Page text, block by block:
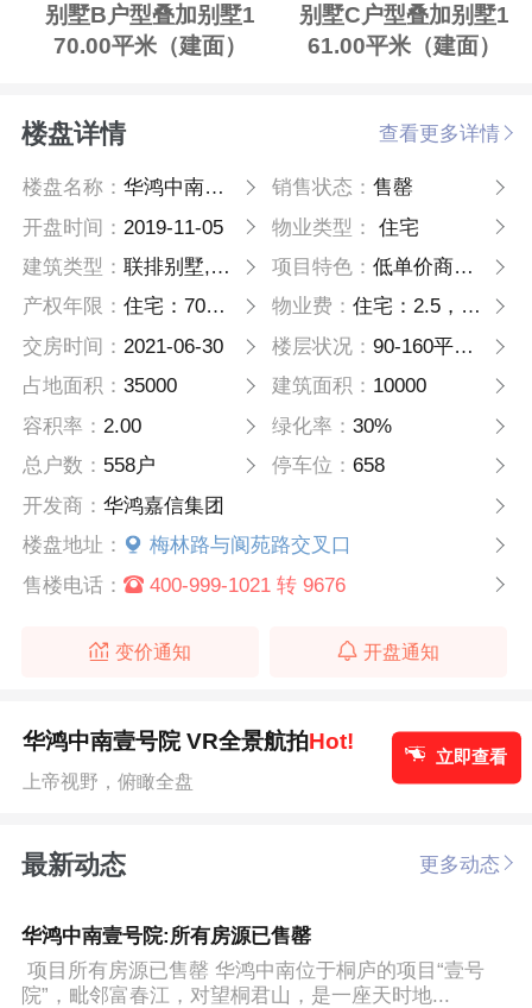
别墅B户型叠加别墅1
70.00平米（建面）
别墅C户型叠加别墅1
61.00平米（建面）
楼盘详情 查看更多详情
楼盘名称：华鸿中南壹号院 销售状态： 售罄
开盘时间： 2019-11-05 物业类型：
住宅
建筑类型：联排别墅,叠加别墅,高层 项目特色： 低单价商业街
产权年限：住宅：70 别墅：70年 物业费： 住宅：2.5，别墅：4.2
交房时间：2021-06-30 楼层状况： 90-160平方米高层
占地面积：35000 建筑面积： 10000
容积率： 2.00 绿化率： 30%
总户数： 558户 停车位： 658
开发商：华鸿嘉信集团
楼盘地址：
梅林路与阆苑路交叉口
售楼电话：
400-999-1021 转 9676
变价通知 开盘通知
华鸿中南壹号院 VR全景航拍Hot!
上帝视野，俯瞰全盘
立即查看
最新动态 更多动态
华鸿中南壹号院:所有房源已售罄
项目所有房源已售罄 华鸿中南位于桐庐的项目“壹号
院”，毗邻富春江，对望桐君山，是一座天时地...